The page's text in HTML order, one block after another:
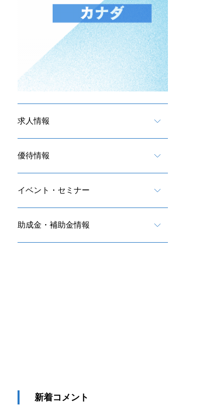
求人情報
優待情報
イベント・セミナー
助成金・補助金情報
新着コメント